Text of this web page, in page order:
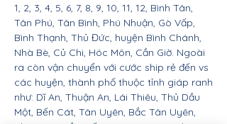
1, 2, 3, 4, 5, 6, 7, 8, 9, 10, 11, 12, Bình Tân,
Tân Phú, Tân Bình, Phú Nhuận, Gò Vấp,
Bình Thạnh, Thủ Đức, huyện Bình Chánh,
Nhà Bè, Củ Chi, Hóc Môn, Cần Giờ. Ngoài
ra còn vận chuyển với cước ship rẻ đến vs
các huyện, thành phố thuộc tỉnh giáp ranh
như: Dĩ An, Thuận An, Lái Thiêu, Thủ Dầu
Một, Bến Cát, Tân Uyên, Bắc Tân Uyên,